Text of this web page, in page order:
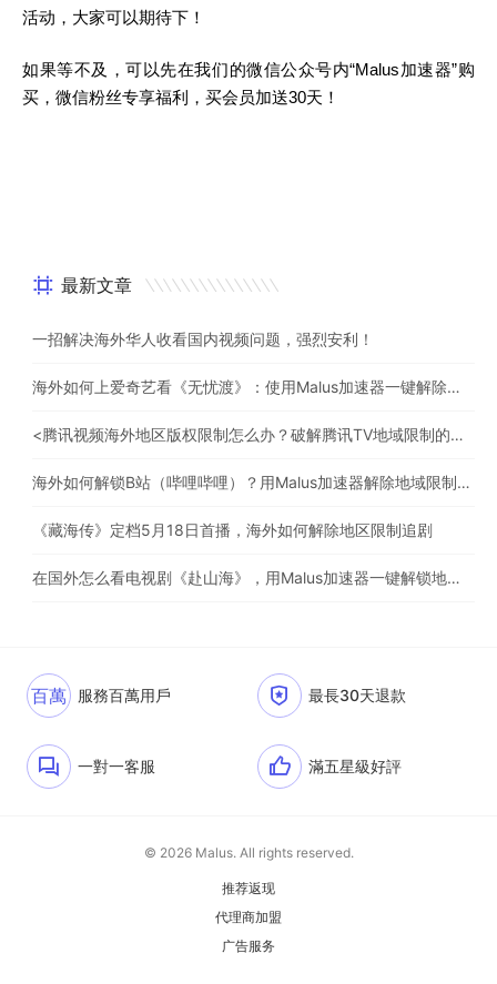
活动，大家可以期待下！
如果等不及，可以先在我们的微信公众号内“Malus加速器”购
买，微信粉丝专享福利，买会员加送30天！
最新文章
一招解决海外华人收看国内视频问题，强烈安利！
海外如何上爱奇艺看《无忧渡》：使用Malus加速器一键解除地域限制
<腾讯视频海外地区版权限制怎么办？破解腾讯TV地域限制的办法>
海外如何解锁B站（哔哩哔哩）？用Malus加速器解除地域限制，一键流畅追番
《藏海传》定档5月18日首播，海外如何解除地区限制追剧
在国外怎么看电视剧《赴山海》，用Malus加速器一键解锁地区限制
百萬 服務百萬用戶 最長30天退款
一對一客服 滿五星級好評
© 2026 Malus. All rights reserved.
推荐返现
代理商加盟
广告服务